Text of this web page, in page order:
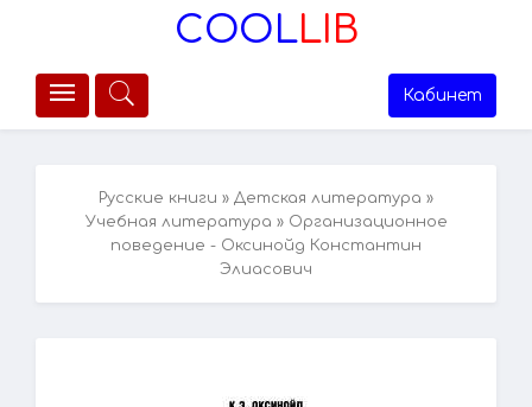
COOLLIB
Кабинет
Русские книги » Детская литература »
Учебная литература » Организационное
поведение - Оксинойд Константин
Элиасович